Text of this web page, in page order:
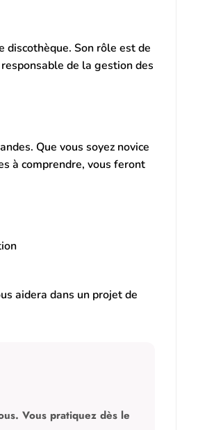
discothèque. Son rôle est de
de la gestion des
Que vous soyez novice
à comprendre, vous feront
aidera dans un projet de
Vous pratiquez dès le